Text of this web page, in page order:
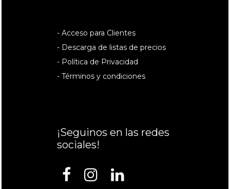
- Acceso para Clientes
- Descarga de listas de precios
- Política de Privacidad
- Términos y condiciones
¡Seguinos en las redes
sociales!